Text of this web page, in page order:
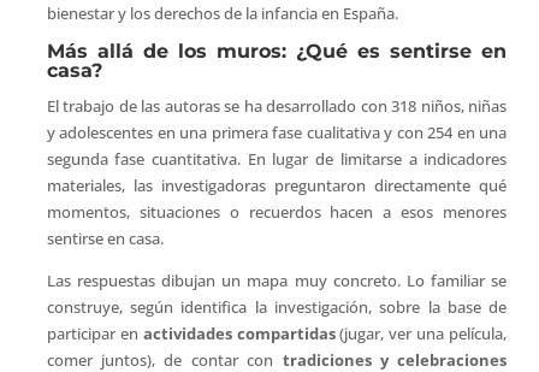
bienestar y los derechos de la infancia en España.
Más allá de los muros: ¿Qué es sentirse en
casa?
El trabajo de las autoras se ha desarrollado con 318 niños, niñas
y adolescentes en una primera fase cualitativa y con 254 en una
segunda fase cuantitativa. En lugar de limitarse a indicadores
materiales, las investigadoras preguntaron directamente qué
momentos, situaciones o recuerdos hacen a esos menores
sentirse en casa.
Las respuestas dibujan un mapa muy concreto. Lo familiar se
construye, según identifica la investigación, sobre la base de
participar en actividades compartidas(jugar, ver una película,
comer juntos), de contar con tradiciones y celebraciones